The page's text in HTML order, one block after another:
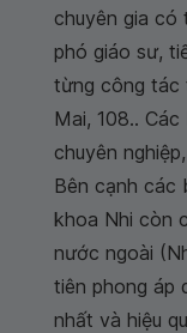
chuyên gia có
phó giáo sư,
từng công tác
Mai, 108..
chuyên
Bên cạnh các
khoa Nhi còn
nước ngoài
tiên phong áp
nhất và hiệu